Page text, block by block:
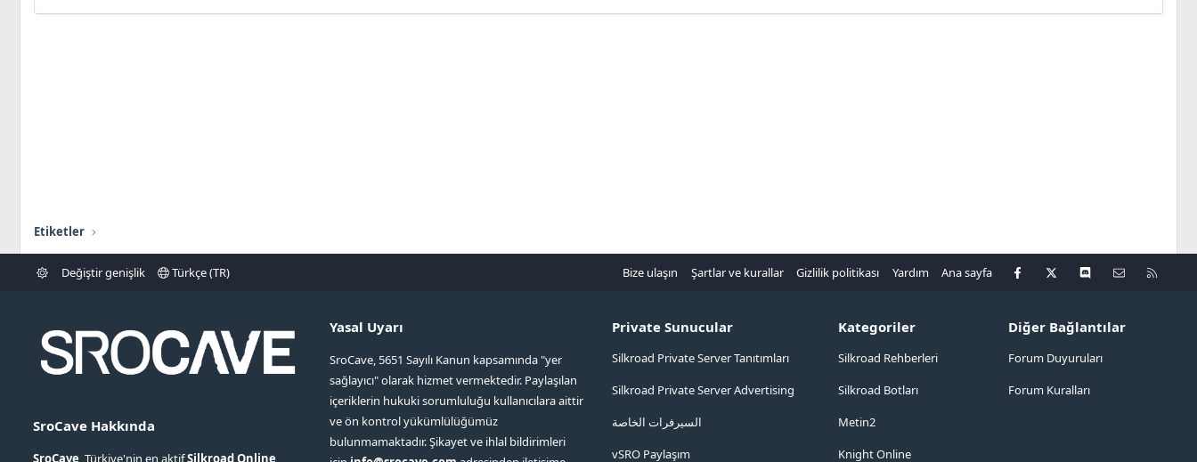
Etiketler
Değiştir genişlik Türkçe (TR) Bize ulaşın Şartlar ve kurallar Gizlilik politikası Yardım Ana sayfa Facebook
X Discord Bize ulaşın
SroCave Hakkında
SroCave , Türkiye'nin en aktifSilkroad Online
Yasal Uyarı
SroCave, 5651 Sayılı Kanun kapsamında "yer
sağlayıcı" olarak hizmet vermektedir. Paylaşılan
içeriklerin hukuki sorumluluğu kullanıcılara aittir
ve ön kontrol yükümlülüğümüz
bulunmamaktadır. Şikayet ve ihlal bildirimleri
Private Sunucular
Silkroad Private Server Tanıtımları
Silkroad Private Server Advertising
السيرفرات الخاصة
vSRO Paylaşım
Kategoriler
Silkroad Rehberleri
Silkroad Botları
Metin2
Knight Online
Diğer Bağlantılar
Forum Duyuruları
Forum Kuralları